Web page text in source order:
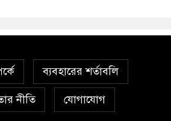
ব্যবহারের শর্তাবলি
নীতি যোগাযোগ